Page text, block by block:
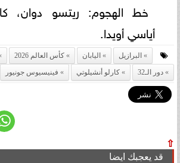
خط الهجوم: ريتسو دوان،
أياسي أويدا.
البرازيل اليابان كأس العالم 2026
دور الـ32
كارلو أنشيلوتي فينيسيوس جونيور
⇧
قد يعجبك ايضا